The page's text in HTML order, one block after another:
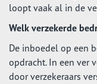
loopt vaak al in de
Welk verzekerde
De inboedel op een
opdracht. In een ver
door verzekeraars